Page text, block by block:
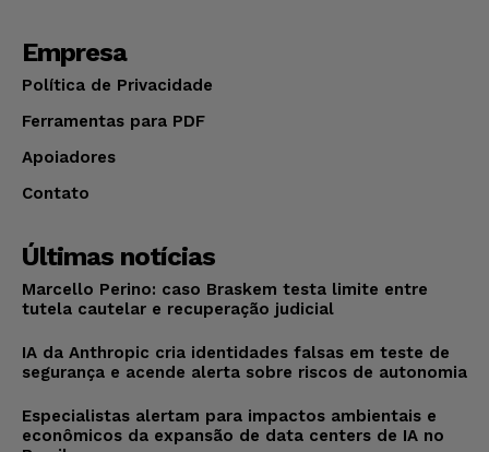
Empresa
Política de Privacidade
Ferramentas para PDF
Apoiadores
Contato
Últimas notícias
Marcello Perino: caso Braskem testa limite entre
tutela cautelar e recuperação judicial
IA da Anthropic cria identidades falsas em teste de
segurança e acende alerta sobre riscos de autonomia
Especialistas alertam para impactos ambientais e
econômicos da expansão de data centers de IA no